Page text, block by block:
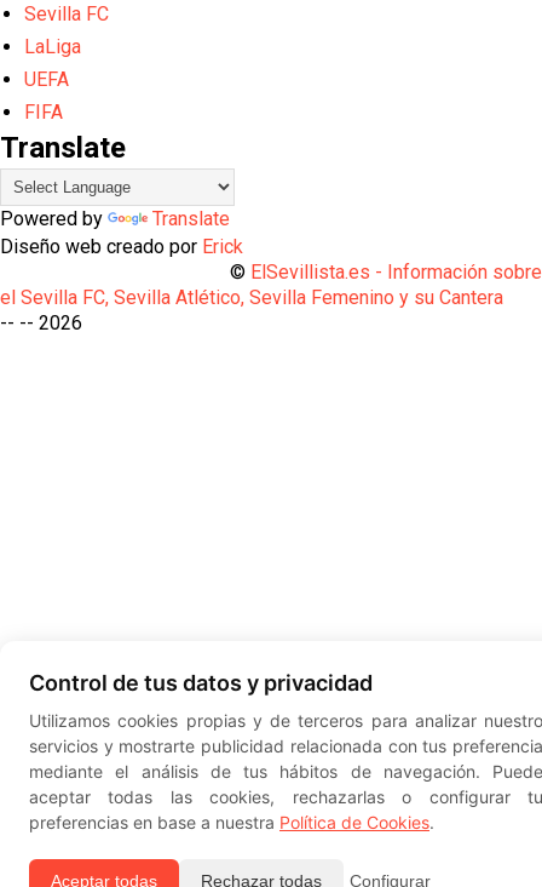
Sevilla FC
LaLiga
UEFA
FIFA
Translate
Powered by
Translate
Diseño web creado por Erick
© ElSevillista.es - Información sobre
el Sevilla FC, Sevilla Atlético, Sevilla Femenino y su Cantera
-- --
Control de tus datos y privacidad
Utilizamos cookies propias y de terceros para analizar
servicios y mostrarte publicidad relacionada con tus
mediante el análisis de tus hábitos de navegación.
aceptar todas las cookies, rechazarlas o configurar
preferencias en base a nuestra Política de Cookies.
Aceptar todas Rechazar todas Configurar
2026